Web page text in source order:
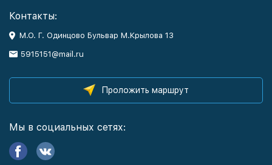
Контакты:
М.О. Г. Одинцово Бульвар М.Крылова 13
5915151@mail.ru
Проложить маршрут
Мы в социальных сетях: